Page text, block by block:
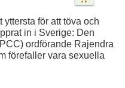
yttersta för att töva och
in i Sverige: Den
ordförande Rajendra
förefaller vara sexuella